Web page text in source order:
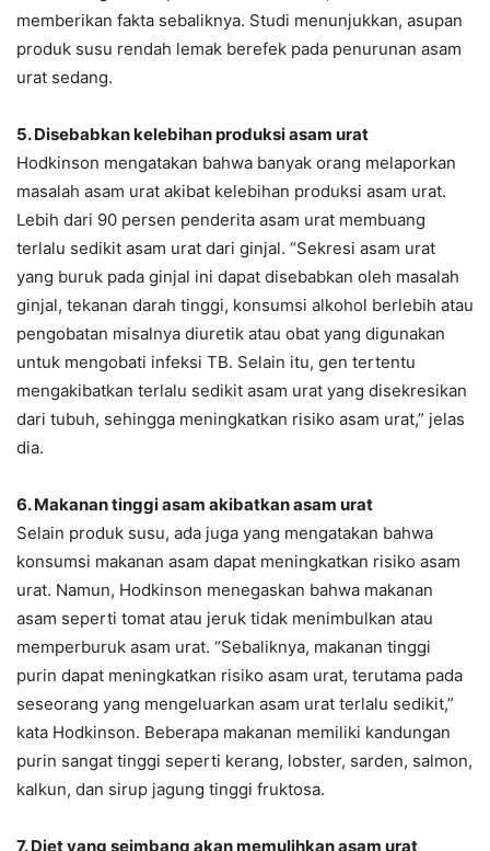
memberikan fakta sebaliknya. Studi menunjukkan, asupan
produk susu rendah lemak berefek pada penurunan asam
urat sedang.
5. Disebabkan kelebihan produksi asam urat
Hodkinson mengatakan bahwa banyak orang melaporkan
masalah asam urat akibat kelebihan produksi asam urat.
Lebih dari 90 persen penderita asam urat membuang
terlalu sedikit asam urat dari ginjal. “Sekresi asam urat
yang buruk pada ginjal ini dapat disebabkan oleh masalah
ginjal, tekanan darah tinggi, konsumsi alkohol berlebih atau
pengobatan misalnya diuretik atau obat yang digunakan
untuk mengobati infeksi TB. Selain itu, gen tertentu
mengakibatkan terlalu sedikit asam urat yang disekresikan
dari tubuh, sehingga meningkatkan risiko asam urat,” jelas
dia.
6. Makanan tinggi asam akibatkan asam urat
Selain produk susu, ada juga yang mengatakan bahwa
konsumsi makanan asam dapat meningkatkan risiko asam
urat. Namun, Hodkinson menegaskan bahwa makanan
asam seperti tomat atau jeruk tidak menimbulkan atau
memperburuk asam urat. “Sebaliknya, makanan tinggi
purin dapat meningkatkan risiko asam urat, terutama pada
seseorang yang mengeluarkan asam urat terlalu sedikit,”
kata Hodkinson. Beberapa makanan memiliki kandungan
purin sangat tinggi seperti kerang, lobster, sarden, salmon,
kalkun, dan sirup jagung tinggi fruktosa.
7. Diet yang seimbang akan memulihkan asam urat